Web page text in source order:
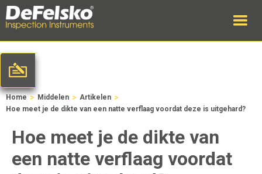
Home > Middelen > Artikelen >
Hoe meet je de dikte van een natte verflaag voordat deze is uitgehard?
Hoe meet je de dikte van
een natte verflaag voordat